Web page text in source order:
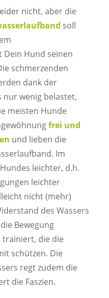
nicht, aber die
soll
Hund seinen
schmerzenden
dank der
nur wenig belastet,
meisten Hunde
frei und
und lieben die
Im
leichter, d.h.
leichter
nicht (mehr)
des Wassers
Bewegung
trainiert, die die
schützen. Die
regt zudem die
die Faszien.